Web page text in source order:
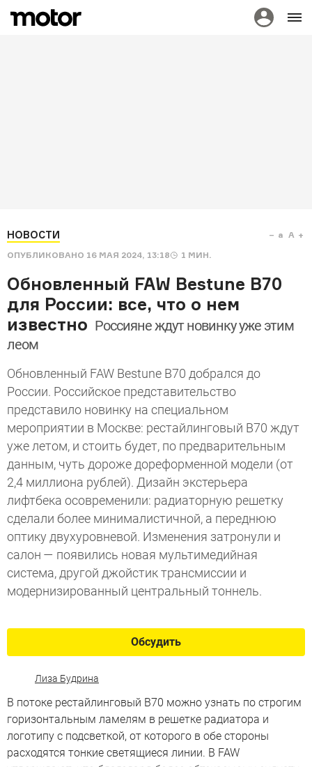
НОВОСТИ
ОПУБЛИКОВАНО 16 МАЯ 2024, 13:18 1 МИН.
a A
Обновленный FAW Bestune B70
для России: все, что о нем
известно Россияне ждут новинку уже этим
леом
Обновленный FAW Bestune B70 добрался до
России. Российское представительство
представило новинку на специальном
мероприятии в Москве: рестайлинговый B70 ждут
уже летом, и стоить будет, по предварительным
данным, чуть дороже дореформенной модели (от
2,4 миллиона рублей). Дизайн экстерьера
лифтбека осовременили: радиаторную решетку
сделали более минималистичной, а переднюю
оптику двухуровневой. Изменения затронули и
салон — появились новая мультимедийная
система, другой джойстик трансмиссии и
модернизированный центральный тоннель.
Обсудить
Лиза Будрина
В потоке рестайлинговый B70 можно узнать по строгим
горизонтальным ламелям в решетке радиатора и
логотипу с подсветкой, от которого в обе стороны
расходятся тонкие светящиеся линии. В FAW